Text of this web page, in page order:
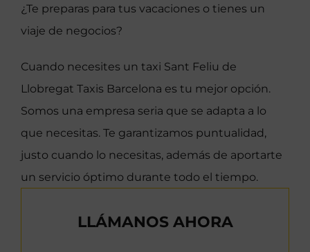
¿Te preparas para tus vacaciones o tienes un
viaje de negocios?
Cuando necesites un taxi Sant Feliu de
Llobregat Taxis Barcelona es tu mejor opción.
Somos una empresa seria que se adapta a lo
que necesitas. Te garantizamos puntualidad,
justo cuando lo necesitas, además de aportarte
un servicio óptimo durante todo el tiempo.
LLÁMANOS AHORA